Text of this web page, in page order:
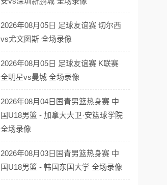
2026年08月05日 足球友谊赛 切尔西
vs尤文图斯 全场录像
2026年08月05日 足球友谊赛 K联赛
全明星vs曼城 全场录像
2026年08月04日国青男篮热身赛 中
国U18男篮 - 加拿大大卫·安篮球学院
全场录像
2026年08月03日国青男篮热身赛 中
国U18男篮 - 韩国东国大学 全场录像